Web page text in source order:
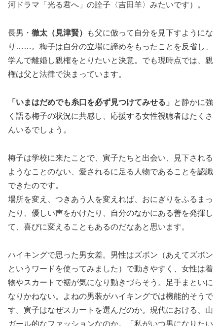
河ドラマ「光る君へ」の詮子〈吉田羊〉みたいです）。
長男・ 徹太（見津賢）
も父に倣って自分を見下すようにな
り……。梅子は自分の立場に諦めをもったことを反省し、
学んで離婚し親権をとりたいと決意。でも現時点では、親
権は父と法律で決まっています。
「いまはだめでも糸口を必ず見つけてみせる」
と静かに強
く語る梅子の状況に共感し、応援する女性視聴者はたくさ
んいるでしょう。
梅子は学校に来たことで、寅子たちと出会い、見下される
ようなことのない、愛されるに足る人物であることを認識
できたのです。
場所を変え、つきあう人を変えれば、おにぎりをふるまっ
たり、優しい声をかけたり、自分のなかにある善を発揮し
て、喜びに変えることもあるのだなあと思います。
ハイキングで思った男女差。男性はズボン（あえてズボン
というワードを使ってみました）で動きやすく、女性は着
物やスカートで裾が気になり動きづらそう。足手まといに
なりかねない。よねの男装がハイキングでは機能的そうで
す。寅子はなぜスカートを選んだのか。現代における、山
ガール的なファッションなのか。「私がいつ男になりたい